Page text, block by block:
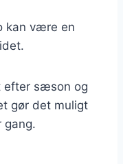
kan være en
efter sæson og
gør det muligt
gang.